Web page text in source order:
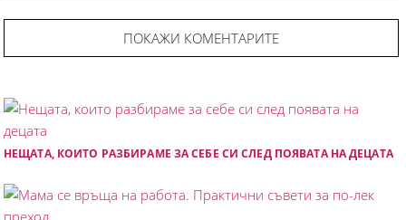
ПОКАЖИ КОМЕНТАРИТЕ
НЕЩАТА, КОИТО РАЗБИРАМЕ ЗА СЕБЕ СИ СЛЕД ПОЯВАТА НА ДЕЦАТА